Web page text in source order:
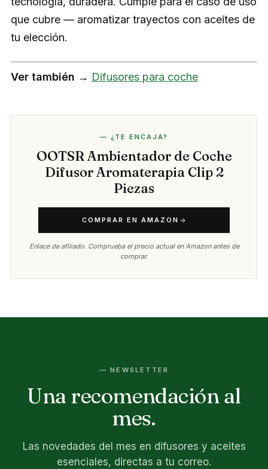
que cubre — aromatizar trayectos con aceites de
tu elección.
Ver también → Difusores para coche
— ¿TE ENCAJA?
OOTSR Ambientador de Coche
Difusor Aromaterapia Clip 2
Piezas
COMPRAR EN AMAZON
Enlace de afiliado. Comprueba el precio actual en Amazon antes de
comprar.
— NEWSLETTER
Una recomendación al
mes.
Las novedades del mes en difusores y aceites
esenciales, directas a tu correo.